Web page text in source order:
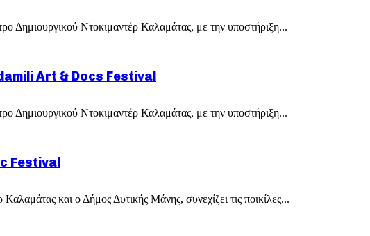
Δημιουργικού Ντοκιμαντέρ Καλαμάτας, με την υποστήριξη...
Art & Docs Festival
Δημιουργικού Ντοκιμαντέρ Καλαμάτας, με την υποστήριξη...
Festival
και ο Δήμος Δυτικής Μάνης, συνεχίζει τις ποικίλες...